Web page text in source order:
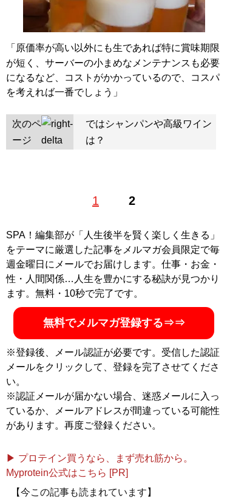
「原価率が高い以外にも生であれば特に賞味期限
が短く、サーバーの小まめなメンテナンスも必要
になるなど、コストがかかっているので、コスパ
を考えれば一番でしょう」
次のペ
ージ
ではシャンパンや高級ワイン
は？
1 2
SPA！編集部が「人生後半を賢く楽しく生きる」
をテーマに厳選した記事をメルマガ会員限定で毎
週金曜日にメールでお届けします。仕事・お金・
性・人間関係…人生を豊かにする秘訣が見つかり
ます。無料・10秒で完了です。
無料でメルマガ登録する⇒⇒
※登録後、メール認証が必要です。受信した認証
メールをクリックして、登録を完了させてくださ
い。
※認証メールが届かない場合、迷惑メールに入っ
ているか、メールアドレスが間違っている可能性
があります。再度ご登録ください。
▶ プロテイン買うなら、まず売れ筋から。
Myprotein公式はこちら [PR]
【今この記事も読まれています】